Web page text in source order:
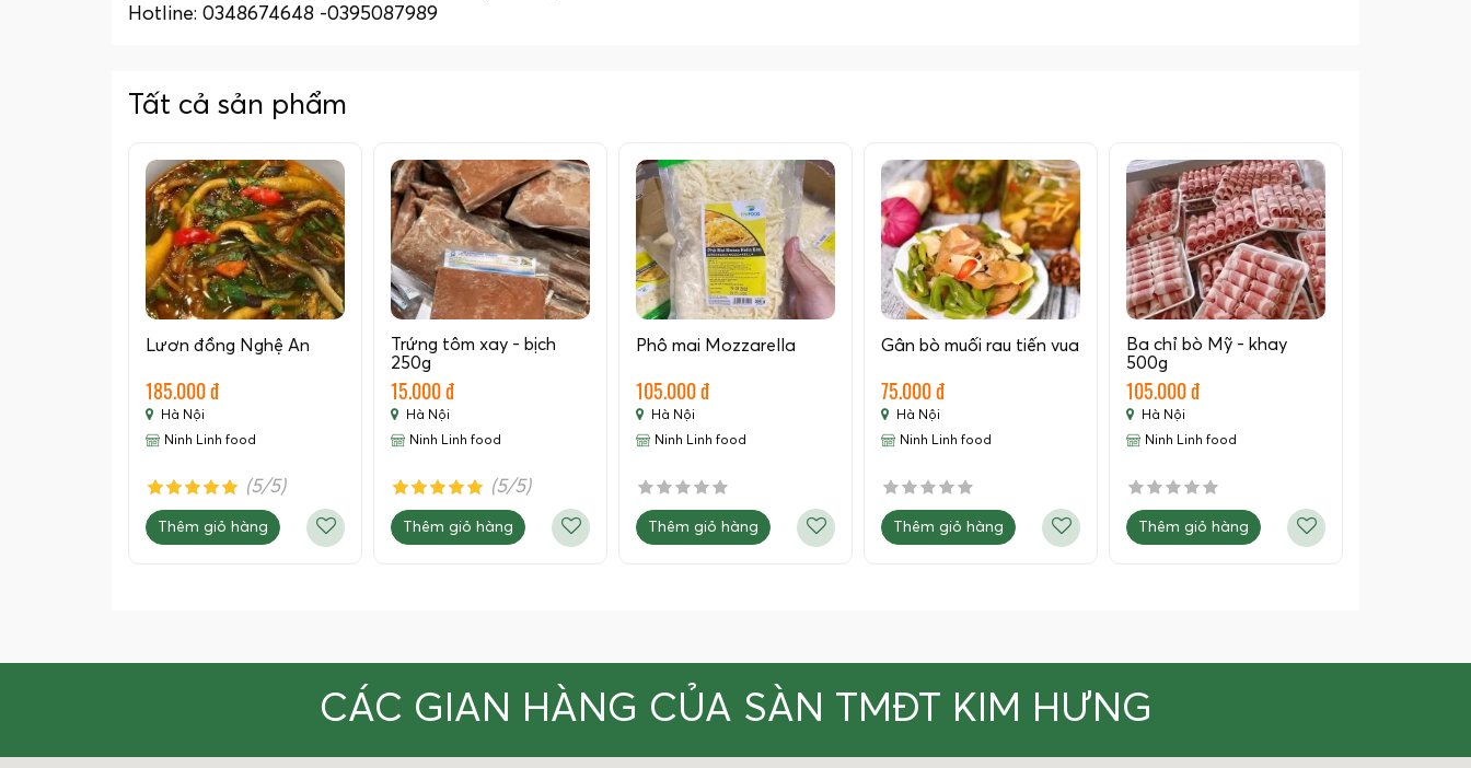
Hotline: 0348674648 -0395087989
Tất cả sản phẩm
Lươn đồng Nghệ An
185.000 đ
Hà Nội
Ninh Linh food
(5/5)
Thêm giỏ hàng
Trứng tôm xay - bịch
250g
15.000 đ
Hà Nội
Ninh Linh food
(5/5)
Thêm giỏ hàng
Phô mai Mozzarella
105.000 đ
Hà Nội
Ninh Linh food
Thêm giỏ hàng
Gân bò muối rau tiến vua
75.000 đ
Hà Nội
Ninh Linh food
Thêm giỏ hàng
Ba chỉ bò Mỹ - khay
500g
105.000 đ
Hà Nội
Ninh Linh food
Thêm giỏ hàng
CÁC GIAN HÀNG CỦA SÀN TMĐT KIM HƯNG